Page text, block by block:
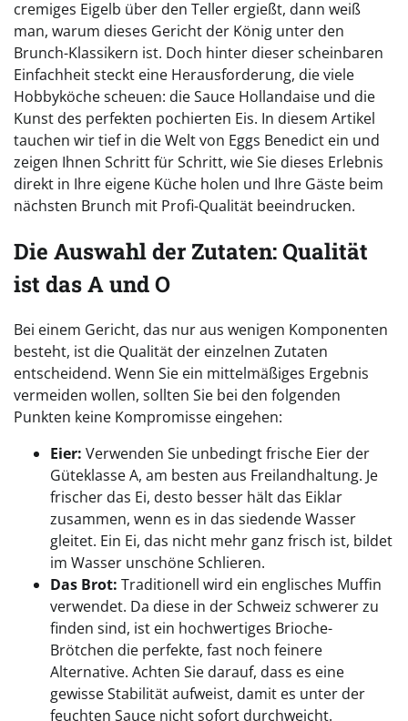
cremiges Eigelb über den Teller ergießt, dann weiß
man, warum dieses Gericht der König unter den
Brunch-Klassikern ist. Doch hinter dieser scheinbaren
Einfachheit steckt eine Herausforderung, die viele
Hobbyköche scheuen: die Sauce Hollandaise und die
Kunst des perfekten pochierten Eis. In diesem Artikel
tauchen wir tief in die Welt von Eggs Benedict ein und
zeigen Ihnen Schritt für Schritt, wie Sie dieses Erlebnis
direkt in Ihre eigene Küche holen und Ihre Gäste beim
nächsten Brunch mit Profi-Qualität beeindrucken.
Die Auswahl der Zutaten: Qualität
ist das A und O
Bei einem Gericht, das nur aus wenigen Komponenten
besteht, ist die Qualität der einzelnen Zutaten
entscheidend. Wenn Sie ein mittelmäßiges Ergebnis
vermeiden wollen, sollten Sie bei den folgenden
Punkten keine Kompromisse eingehen:
Eier: Verwenden Sie unbedingt frische Eier der
Güteklasse A, am besten aus Freilandhaltung. Je
frischer das Ei, desto besser hält das Eiklar
zusammen, wenn es in das siedende Wasser
gleitet. Ein Ei, das nicht mehr ganz frisch ist, bildet
im Wasser unschöne Schlieren.
Das Brot: Traditionell wird ein englisches Muffin
verwendet. Da diese in der Schweiz schwerer zu
finden sind, ist ein hochwertiges Brioche-
Brötchen die perfekte, fast noch feinere
Alternative. Achten Sie darauf, dass es eine
gewisse Stabilität aufweist, damit es unter der
feuchten Sauce nicht sofort durchweicht.